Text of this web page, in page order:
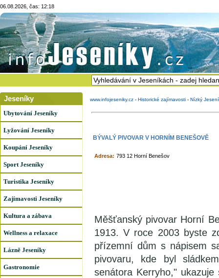
06.08.2026, čas: 12:18
Jeseníky
Ubytování Jeseníky
Lyžování Jeseníky
Koupání Jeseníky
Sport Jeseníky
Turistika Jeseníky
Zajímavosti Jeseníky
Kultura a zábava
Wellness a relaxace
Lázně Jeseníky
Gastronomie
www.infojeseniky.cz - Historické zajímavosti - Nízký
BÝVALÝ PIVOVAR V HORNÍM BENEŠOVĚ
Adresa: 793 12 Horní Benešov
Měšťanský pivovar Horní
1913. V roce 2003 byste
přízemní dům s nápisem
pivovaru, kde byl
senátora Kerryho,"